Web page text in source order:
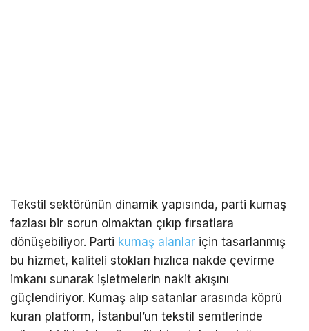
Tekstil sektörünün dinamik yapısında, parti kumaş
fazlası bir sorun olmaktan çıkıp fırsatlara
dönüşebiliyor. Parti kumaş alanlar için tasarlanmış
bu hizmet, kaliteli stokları hızlıca nakde çevirme
imkanı sunarak işletmelerin nakit akışını
güçlendiriyor. Kumaş alıp satanlar arasında köprü
kuran platform, İstanbul’un tekstil semtlerinde